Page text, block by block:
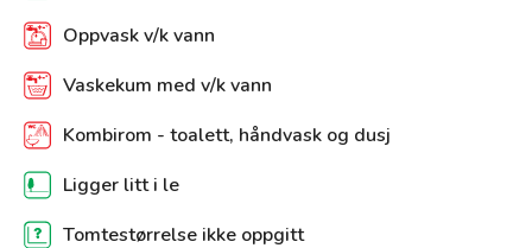
Oppvask v/k vann
Vaskekum med v/k vann
Kombirom - toalett, håndvask og dusj
Ligger litt i le
Tomtestørrelse ikke oppgitt